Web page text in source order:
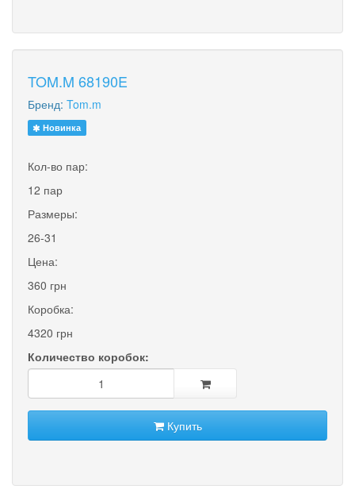
TOM.M 68190E
Бренд: Tom.m
Новинка
Кол-во пар:
12 пар
Размеры:
26-31
Цена:
360 грн
Коробка:
4320 грн
Количество коробок:
Купить